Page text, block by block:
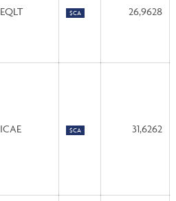
EQLT $CA 26,9628
ICAE $CA 31,6262